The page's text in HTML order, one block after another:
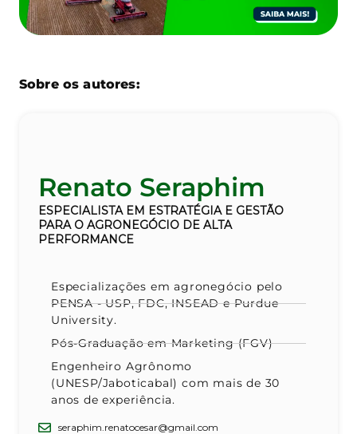
Sobre os autores:
Renato Seraphim
ESPECIALISTA EM ESTRATÉGIA E GESTÃO
PARA O AGRONEGÓCIO DE ALTA
PERFORMANCE
Especializações em agronegócio pelo
PENSA - USP, FDC, INSEAD e Purdue
University.
Pós-Graduação em Marketing (FGV)
Engenheiro Agrônomo
(UNESP/Jaboticabal) com mais de 30
anos de experiência.
seraphim.renatocesar@gmail.com